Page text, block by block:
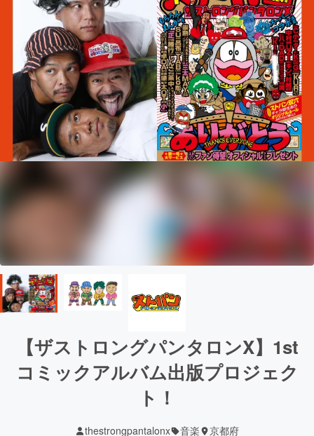
【ザストロングパンタロンX】1st
コミックアルバム出版プロジェク
ト！
thestrongpantalonx 音楽 京都府